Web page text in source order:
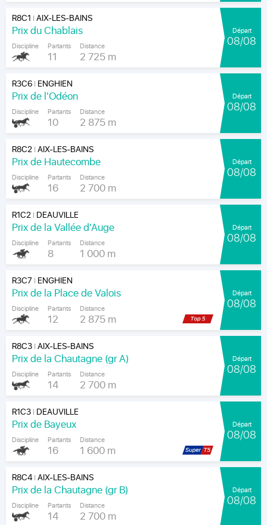
R8C1 |AIX-LES-BAINS
Prix du Chablais
Discipline Partants
11
Distance
2 725 m
Départ
08/08
R3C6| ENGHIEN
Prix de l'Odéon
Discipline Partants
10
Distance
2 875 m
Départ
08/08
R8C2|AIX-LES-BAINS
Prix de Hautecombe
Discipline Partants
16
Distance
2 700 m
Départ
08/08
R1C2| DEAUVILLE
Prix de la Vallée d'Auge
Discipline Partants
8
Distance
1 000 m
Départ
08/08
R3C7 | ENGHIEN
Prix de la Place de Valois
Discipline Partants
12
Distance
2 875 m
Départ
08/08
R8C3|AIX-LES-BAINS
Prix de la Chautagne (gr A)
Discipline Partants
14
Distance
2 700 m
Départ
08/08
R1C3| DEAUVILLE
Prix de Bayeux
Discipline Partants
16
Distance
1 600 m
Départ
08/08
R8C4|AIX-LES-BAINS
Prix de la Chautagne (gr B)
Discipline Partants
14
Distance
2 700 m
Départ
08/08